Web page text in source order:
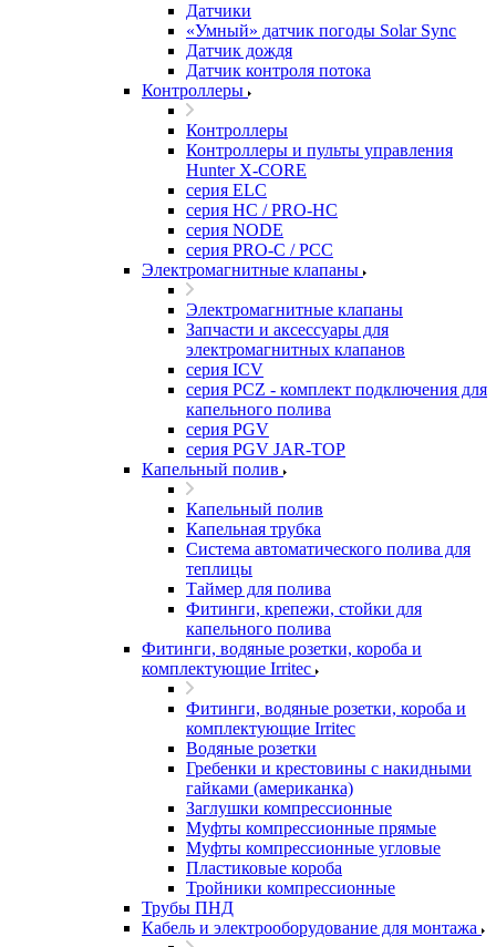
Датчики
«Умный» датчик погоды Solar Sync
Датчик дождя
Датчик контроля потока
Контроллеры
Контроллеры
Контроллеры и пульты управления
Hunter X-CORE
серия ELC
серия HC / PRO-HC
серия NODE
серия PRO-C / PCC
Электромагнитные клапаны
Электромагнитные клапаны
Запчасти и аксессуары для
электромагнитных клапанов
серия ICV
серия PCZ - комплект подключения для
капельного полива
серия PGV
серия PGV JAR-TOP
Капельный полив
Капельный полив
Капельная трубка
Система автоматического полива для
теплицы
Таймер для полива
Фитинги, крепежи, стойки для
капельного полива
Фитинги, водяные розетки, короба и
комплектующие Irritec
Фитинги, водяные розетки, короба и
комплектующие Irritec
Водяные розетки
Гребенки и крестовины с накидными
гайками (американка)
Заглушки компрессионные
Муфты компрессионные прямые
Муфты компрессионные угловые
Пластиковые короба
Тройники компрессионные
Трубы ПНД
Кабель и электрооборудование для монтажа